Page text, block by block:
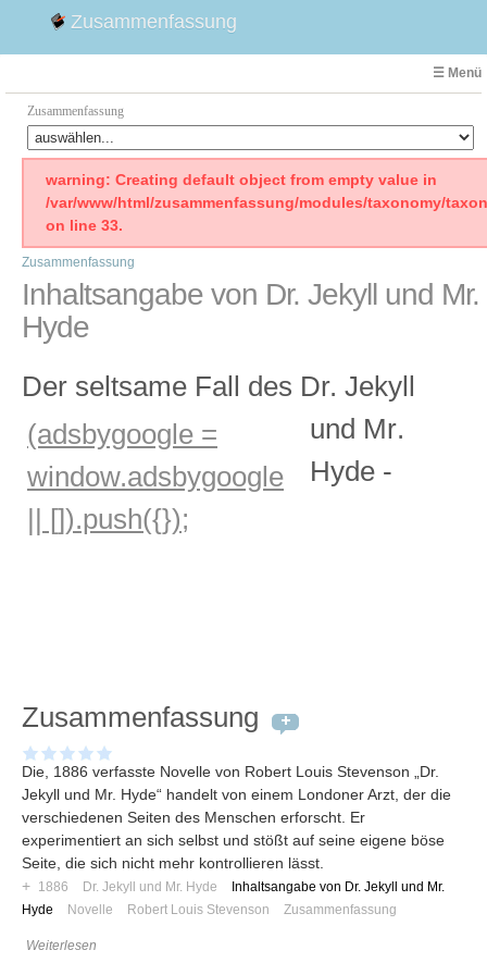
Zusammenfassung
☰ Menü
Zusammenfassung
Faust
Willhelm Tell
Emilia Galotti
1. Weltkrieg Zusammenfassung
2. Weltkrieg
Die Räuber
Woyzeck
Navigation
News
warning: Creating default object from empty value in
/var/www/html/zusammenfassung/modules/taxonomy/
on line 33.
Zusammenfassung
Inhaltsangabe von Dr. Jekyll und Mr.
Hyde
Der seltsame Fall des Dr. Jekyll
und Mr
(adsbygoogle =
window.adsbygoogle
|| []).push({});
.
Hyde -
Zusammenfassung
Die, 1886 verfasste Novelle von Robert Louis Stevenson „Dr.
Jekyll und Mr. Hyde“ handelt von einem Londoner Arzt, der die
verschiedenen Seiten des Menschen erforscht. Er
experimentiert an sich selbst und stößt auf seine eigene böse
Seite, die sich nicht mehr kontrollieren lässt.
+ 1886 Dr. Jekyll und Mr. Hyde
Inhaltsangabe von Dr. Jekyll und Mr.
Hyde
Novelle Robert Louis Stevenson Zusammenfassung
Weiterlesen